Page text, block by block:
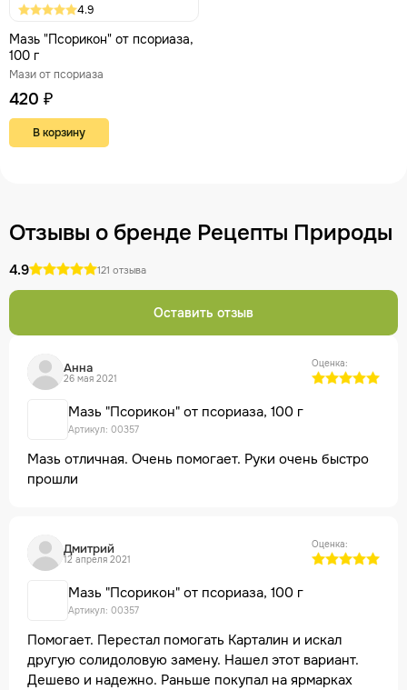
4.9
Мазь "Псорикон" от псориаза,
100 г
Мази от псориаза
420 ₽
В корзину
Отзывы о бренде Рецепты Природы
Анна
26 мая 2021
Оценка:
Мазь "Псорикон" от псориаза, 100 г
Артикул: 00357
Мазь отличная. Очень помогает. Руки очень быстро
прошли
Дмитрий
12 апреля 2021
Оценка:
Мазь "Псорикон" от псориаза, 100 г
Артикул: 00357
Помогает. Перестал помогать Карталин и искал
другую солидоловую замену. Нашел этот вариант.
Дешево и надежно. Раньше покупал на ярмарках
4.9 121 отзыва
Оставить отзыв